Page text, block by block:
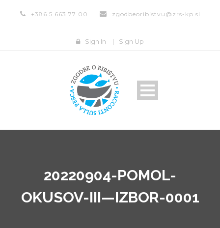
+386 5 663 77 00 zgodbeoribistvu@zrs-kp.si
Sign In | Sign Up
20220904-POMOL-
OKUSOV-III—IZBOR-0001